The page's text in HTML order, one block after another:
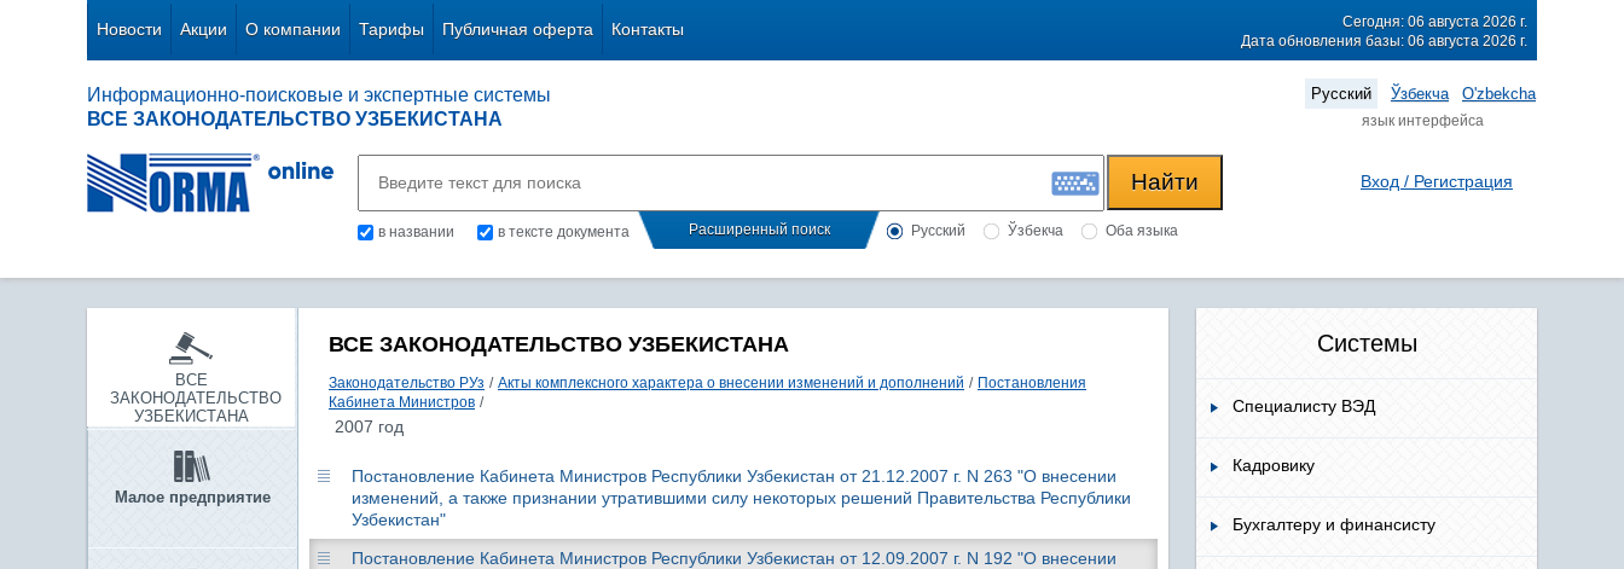
Новости Акции О компании Тарифы Публичная оферта Контакты
Сегодня: 06 августа 2026 г.
Дата обновления базы: 06 августа 2026 г.
Информационно-поисковые и экспертные системы
ВСЕ ЗАКОНОДАТЕЛЬСТВО УЗБЕКИСТАНА
Русский Ўзбекча O'zbekcha
язык интерфейса
в названии в тексте документа Расширенный поиск Русский Ўзбекча Оба языка
Вход / Регистрация
ВСЕ
ЗАКОНОДАТЕЛЬСТВО
УЗБЕКИСТАНА
Малое предприятие
ВСЕ ЗАКОНОДАТЕЛЬСТВО УЗБЕКИСТАНА
Законодательство РУз / Акты комплексного характера о внесении изменений и дополнений / Постановления
Кабинета Министров /
2007 год
Постановление Кабинета Министров Республики Узбекистан от 21.12.2007 г. N 263 "О внесении
изменений, а также признании утратившими силу некоторых решений Правительства Республики
Узбекистан"
Постановление Кабинета Министров Республики Узбекистан от 12.09.2007 г. N 192 "О внесении
Системы
Специалисту ВЭД
Кадровику
Бухгалтеру и финансисту